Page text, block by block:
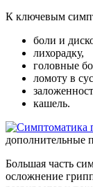
К ключевым
боли и
лихорадку,
головные
ломоту в
кашель.
дополнительные
Большая часть
осложнение